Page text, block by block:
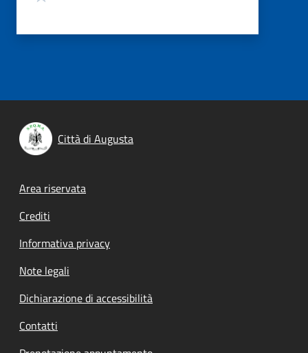
Città di Augusta
Footer menu
Area riservata
Crediti
Informativa privacy
Note legali
Dichiarazione di accessibilità
Contatti